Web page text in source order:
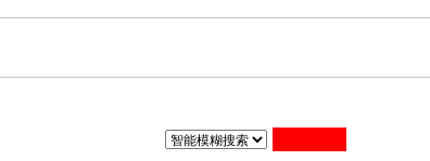
塑料整理箱 塑料储物架